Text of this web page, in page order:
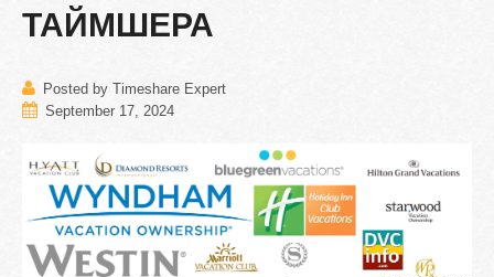
ТАЙМШЕРА
Posted by Timeshare Expert
September 17, 2024